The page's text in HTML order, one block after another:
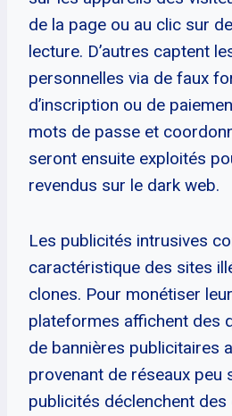
de la page ou au clic sur
lecture. D’autres captent
personnelles via de faux
d’inscription ou de
mots de passe et
seront ensuite exploités
revendus sur le dark web.
Les publicités intrusives
caractéristique des sites
clones. Pour monétiser
plateformes affichent des
de bannières publicitaires
provenant de réseaux peu
publicités déclenchent